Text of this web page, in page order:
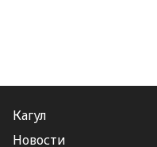
Кагул
Новости